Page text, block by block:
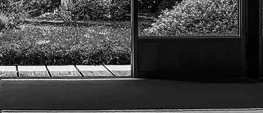
?>
Images de la page d'accueil
Cliquez pour éditer
Texte, bouton et/ou inscription à la newsletter